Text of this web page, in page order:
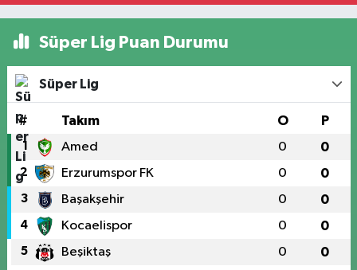
Süper Lig Puan Durumu
Süper Lig
# Takım O P
1 Amed 0 0
2 Erzurumspor FK 0 0
3 Başakşehir 0 0
4 Kocaelispor 0 0
5 Beşiktaş 0 0